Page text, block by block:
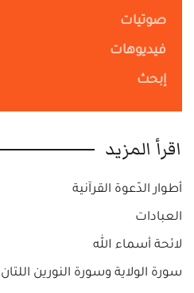
صوتيات
فيديوهات
إبحث
اقرأ المزيد
أطوار الدّعوة القرآنية
العبادات
لائحة أسماء الله
سورة الولاية وسورة النورين